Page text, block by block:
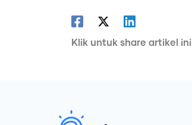
Klik untuk share artikel ini